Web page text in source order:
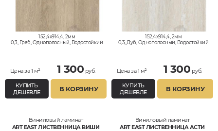
152,4x914,4, 2мм
0,3, Граб, Однополосный, Водостойкий
Цена за 1 м² 1 300 руб.
КУПИТЬ
ДЕШЕВЛЕ
В КОРЗИНУ
152,4x914,4, 2мм
0,3, Дуб, Однополосный, Водостойкий
Цена за 1 м² 1 300 руб.
КУПИТЬ
ДЕШЕВЛЕ
В КОРЗИНУ
Виниловый ламинат
ART EAST ЛИСТВЕННИЦА ВИШИ
Виниловый ламинат
ART EAST ЛИСТВЕННИЦА АСТИ